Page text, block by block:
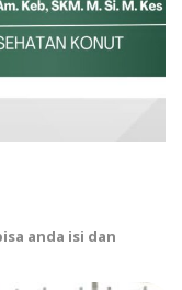
anda isi dan